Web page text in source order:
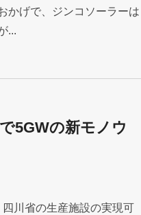
かげで、ジンコソーラーは
...
5GWの新モノウ
川省の生産施設の実現可